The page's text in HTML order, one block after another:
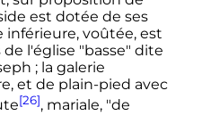
est dotée de ses
inférieure, voûtée, est
l'église "basse" dite
; la galerie
et de plain-pied avec
[26], mariale, "de